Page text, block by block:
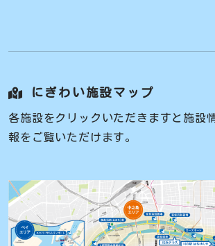
にぎわい施設マップ
各施設をクリックいただきますと施設
報をご覧いただけます。